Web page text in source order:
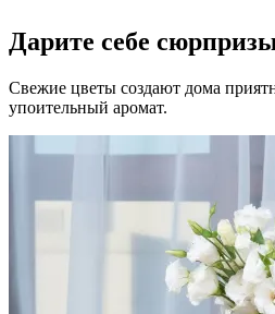
Дарите себе
Свежие цветы создают дома
упоительный аромат.